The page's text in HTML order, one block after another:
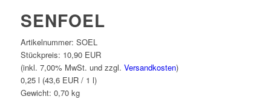
SENFOEL
Artikelnummer: SOEL
Stückpreis: 10,90 EUR
(inkl. 7,00% MwSt. und zzgl. Versandkosten)
0,25 l (43,6 EUR / 1 l)
Gewicht: 0,70kg